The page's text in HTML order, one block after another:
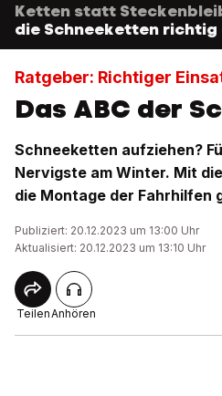
Ketten statt
die Schneeketten richtig
Ratgeber: Richtiger
Das ABC der
Schneeketten aufziehen?
Nervigste am Winter. Mit
die Montage der Fahrhilfen
Publiziert: 20.12.2023 um 13:00 Uhr
Aktualisiert: 20.12.2023 um 13:10 Uhr
TeilenAnhören